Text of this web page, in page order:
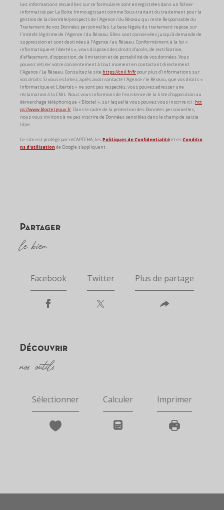
Les informations recueillies sur ce formulaire sont enregistrées dans un fichier
informatisé par La Boite Immo agissant comme Sous-traitant du traitement pour la
gestion de la clientèle/prospects de l'Agence / du Réseau qui reste Responsable du
Traitement de vos Données personnelles. La base légale du traitement repose sur
l'intérêt légitime de l'Agence / du Réseau. Elles sont conservées jusqu'à demande de
suppression et sont destinées à l'Agence / au Réseau. Conformément à la loi «
informatique et libertés », vous disposez des droits d’accès, de rectification,
d’effacement, d’opposition, de limitation et de portabilité de vos données. Vous
pouvez retirer votre consentement à tout moment en contactant directement
l’Agence / Le Réseau. Consultez le site https://cnil.fr/fr pour plus d’informations sur
vos droits. Si vous estimez, après avoir contacté l'Agence / le Réseau, que vos droits «
Informatique et Libertés » ne sont pas respectés, vous pouvez adresser une
réclamation à la CNIL. Nous vous informons de l’existence de la liste d'opposition au
démarchage téléphonique « Bloctel », sur laquelle vous pouvez vous inscrire ici : htt
ps://www.bloctel.gouv.fr. Dans le cadre de la protection des Données personnelles,
nous vous invitons à ne pas inscrire de Données sensibles dans le champ de saisie
libre.
Ce site est protégé par reCAPTCHA, lesPolitiques de Confidentialitéet esConditio
ns d'utilisation de Google s'appliquent.
partager
le bien
Facebook Twitter Plus de partage
découvrir
nos outils
Sélectionner Calculer Imprimer